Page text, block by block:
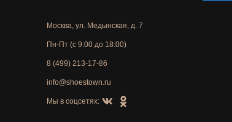
Москва, ул. Медынская, д. 7
Пн-Пт (с 9:00 до 18:00)
8 (499) 213-17-86
info@shoestown.ru
Мы в соцсетях: